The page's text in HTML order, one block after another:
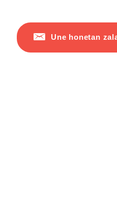
Une honetan